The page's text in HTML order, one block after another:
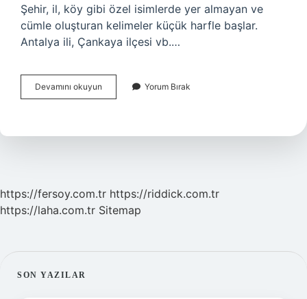
Şehir, il, köy gibi özel isimlerde yer almayan ve
cümle oluşturan kelimeler küçük harfle başlar.
Antalya ili, Çankaya ilçesi vb.…
Devamını okuyun Malatya
Ili
Yorum Bırak
https://fersoy.com.tr https://riddick.com.tr
https://laha.com.tr Sitemap
SIDEBAR
SON YAZILAR